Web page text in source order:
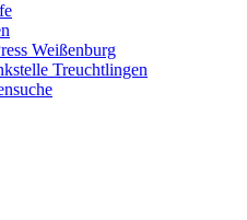
Weißenburg
Treuchtlingen